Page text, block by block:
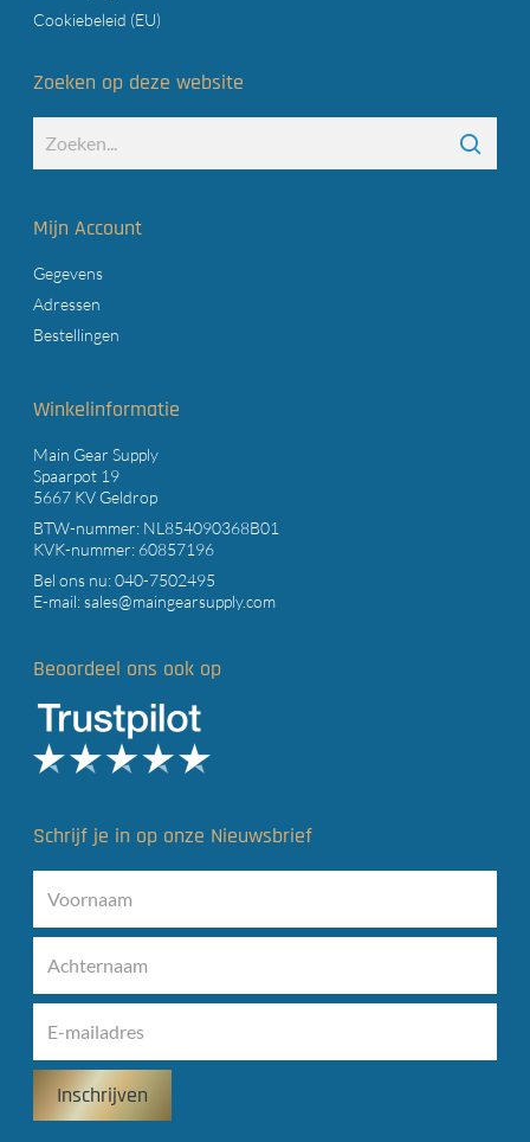
Cookiebeleid (EU)
Zoeken op deze website
Mijn Account
Gegevens
Adressen
Bestellingen
Winkelinformatie
Main Gear Supply
Spaarpot 19
5667 KV Geldrop
BTW-nummer: NL854090368B01
KVK-nummer: 60857196
Bel ons nu:040-7502495
E-mail:sales@maingearsupply.com
Beoordeel ons ook op
Schrijf je in op onze Nieuwsbrief